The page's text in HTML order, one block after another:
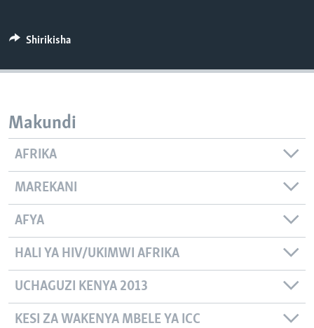
Shirikisha
Makundi
AFRIKA
MAREKANI
AFYA
HALI YA HIV/UKIMWI AFRIKA
UCHAGUZI KENYA 2013
KESI ZA WAKENYA MBELE YA ICC